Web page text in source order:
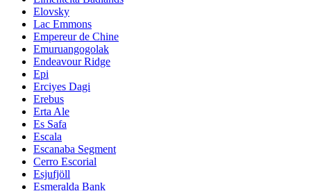
Elovsky
Lac Emmons
Empereur de Chine
Emuruangogolak
Endeavour Ridge
Epi
Erciyes Dagi
Erebus
Erta Ale
Es Safa
Escala
Escanaba Segment
Cerro Escorial
Esjufjöll
Esmeralda Bank